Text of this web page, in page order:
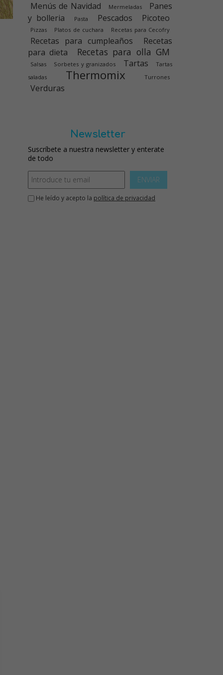
Menús de Navidad
Mermeladas
Panes
y bolleria
Pasta Pescados Picoteo
Pizzas Platos de cuchara Recetas para Cecofry
Recetas para cumpleaños
Recetas
para dieta
Recetas para olla GM
Salsas Sorbetes y granizados Tartas
Tartas
saladas
Thermomix Turrones
Verduras
Newsletter
Suscríbete a nuestra newsletter y enterate
de todo
ENVIAR
He leído y acepto la política de privacidad